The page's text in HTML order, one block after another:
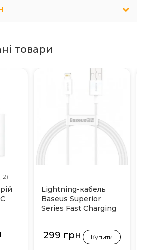
товари
Lightning-кабель
Baseus Superior
Series Fast Charging
299 грн Купити